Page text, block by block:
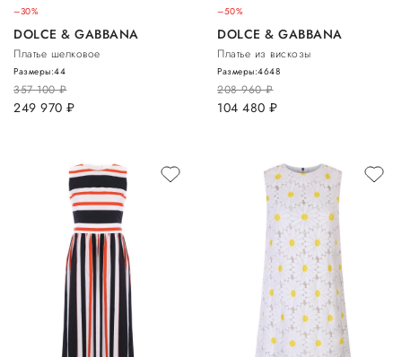
–30%
DOLCE & GABBANA
Платье шелковое
357 100руб.
249 970 руб.
Размеры:44
–50%
DOLCE & GABBANA
Платье из вискозы
208 960руб.
104 480 руб.
Размеры:4648